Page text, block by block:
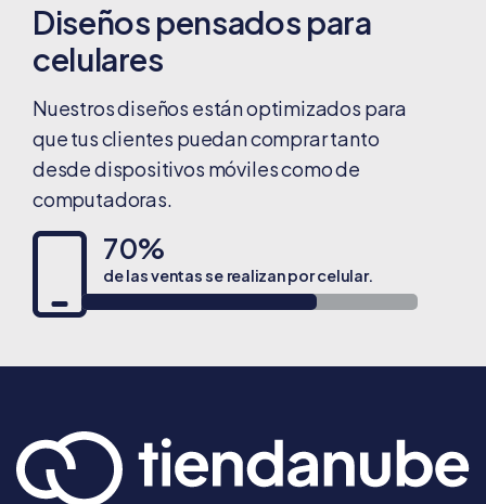
Diseños pensados para
celulares
Nuestros diseños están optimizados para
que tus clientes puedan comprar tanto
desde dispositivos móviles como de
computadoras.
70%
de las ventas se realizan por celular.